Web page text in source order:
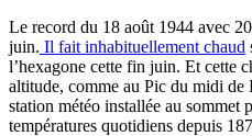
Le record du 18 août 1944 avec
juin. Il fait inhabituellement chaud
l’hexagone cette fin juin. Et cette
altitude, comme au Pic du midi
station météo installée au sommet
températures quotidiens depuis